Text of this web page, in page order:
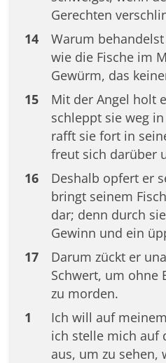
Gerechten
14
Warum
wie die Fische im
Gewürm, das
15
Mit der Angel holt
schleppt sie weg
rafft sie fort in
freut sich darüber
16
Deshalb opfert er
bringt seinem
dar; denn durch
Gewinn und ein
17
Darum zückt er
Schwert, um ohne
zu morden.
1
Ich will auf
ich stelle mich auf
aus, um zu sehen,